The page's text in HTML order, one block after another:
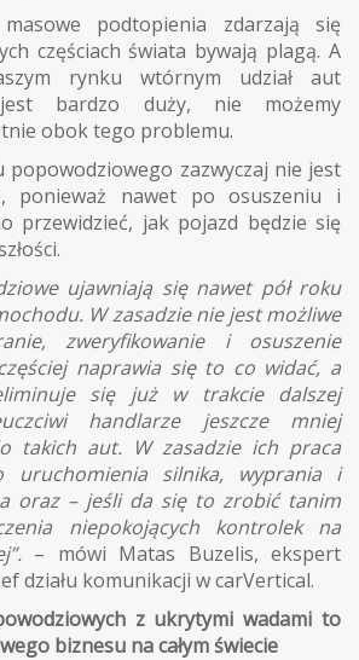
podtopienia zdarzają się
częściach świata bywają plagą. A
rynku wtórnym udział aut
jest bardzo duży, nie możemy
obok tego problemu.
popowodziowego zazwyczaj nie jest
ponieważ nawet po osuszeniu i
przewidzieć, jak pojazd będzie się
ujawniają się nawet pół roku
W zasadzie nie jest możliwe
zweryfikowanie i osuszenie
naprawia się to co widać, a
się już w trakcie dalszej
handlarze jeszcze mniej
takich aut. W zasadzie ich praca
uruchomienia silnika, wyprania i
oraz – jeśli da się to zrobić tanim
niepokojących kontrolek na
– mówi Matas Buzelis, ekspert
działu komunikacji w carVertical.
z ukrytymi wadami to
biznesu na całym świecie